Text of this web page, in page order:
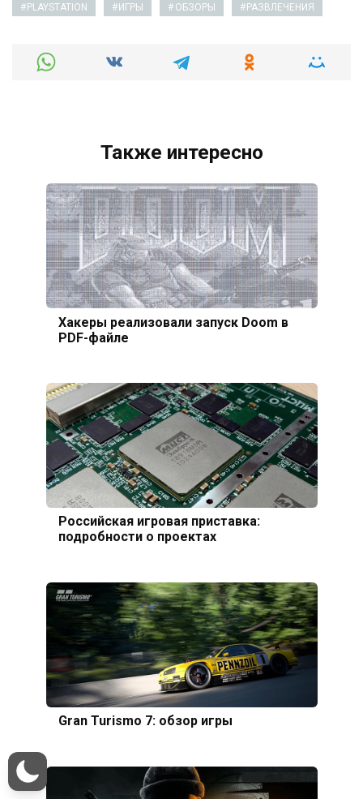
PLAYSTATION ИГРЫ ОБЗОРЫ РАЗВЛЕЧЕНИЯ
Также интересно
Хакеры реализовали запуск Doom в
PDF-файле
Российская игровая приставка:
подробности о проектах
Gran Turismo 7: обзор игры